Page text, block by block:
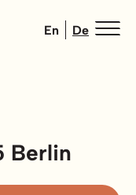
En De
Berlin